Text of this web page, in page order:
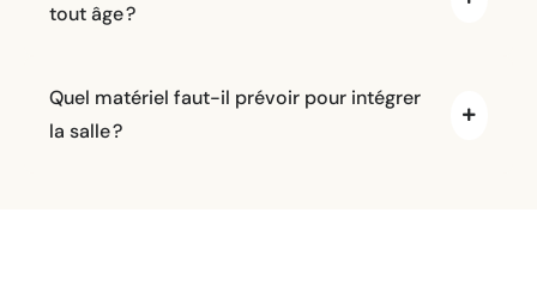
tout âge ?
Quel matériel faut-il prévoir pour intégrer
la salle ?